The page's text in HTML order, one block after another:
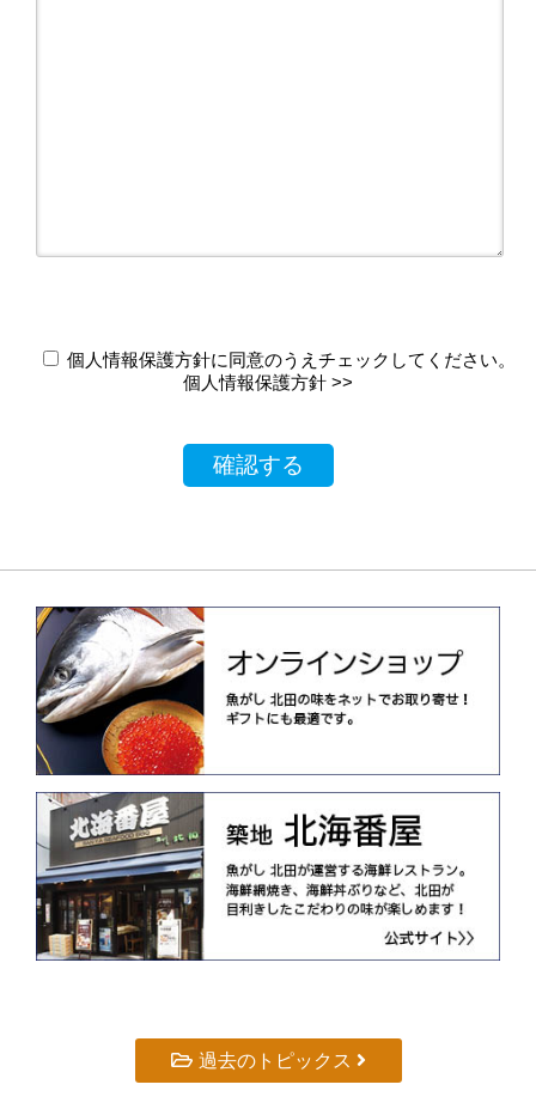
個人情報保護方針に同意のうえチェックしてください。
個人情報保護方針 >>
過去のトピックス